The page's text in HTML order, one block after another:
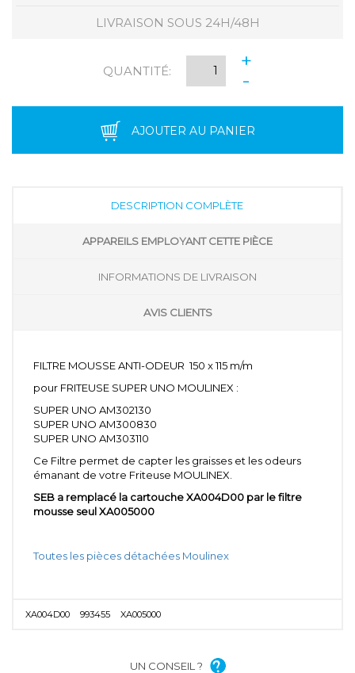
LIVRAISON SOUS 24H/48H
QUANTITÉ:
+
-
AJOUTER AU PANIER
DESCRIPTION COMPLÈTE
APPAREILS EMPLOYANT CETTE PIÈCE
INFORMATIONS DE LIVRAISON
AVIS CLIENTS
FILTRE MOUSSE ANTI-ODEUR 150 x 115 m/m
pour FRITEUSE SUPER UNO MOULINEX :
SUPER UNO AM302130
SUPER UNO AM300830
SUPER UNO AM303110
Ce Filtre permet de capter les graisses et les odeurs
émanant de votre Friteuse MOULINEX.
SEB a remplacé la cartouche XA004D00 par le filtre
mousse seul XA005000
Toutes les pièces détachées Moulinex
XA004D00 993455 XA005000
UN CONSEIL ?